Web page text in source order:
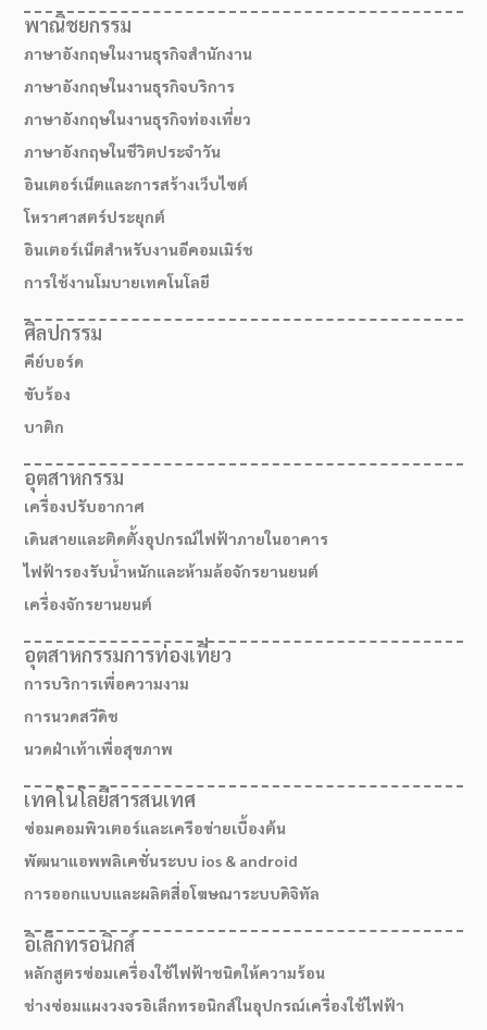
พาณิชยกรรม
ภาษาอังกฤษในงานธุรกิจสำนักงาน
ภาษาอังกฤษในงานธุรกิจบริการ
ภาษาอังกฤษในงานธุรกิจท่องเที่ยว
ภาษาอังกฤษในชีวิตประจำวัน
อินเตอร์เน็ตและการสร้างเว็บไซต์
โหราศาสตร์ประยุกต์
อินเตอร์เน็ตสำหรับงานอีคอมเมิร์ช
การใช้งานโมบายเทคโนโลยี
ศิลปกรรม
คีย์บอร์ด
ขับร้อง
บาติก
อุตสาหกรรม
เครื่องปรับอากาศ
เดินสายและติดตั้งอุปกรณ์ไฟฟ้าภายในอาคาร
ไฟฟ้ารองรับน้ำหนักและห้ามล้อจักรยานยนต์
เครื่องจักรยานยนต์
อุตสาหกรรมการท่องเที่ยว
การบริการเพื่อความงาม
การนวดสวีดิช
นวดฝ่าเท้าเพื่อสุขภาพ
เทคโนโลยีสารสนเทศ
ซ่อมคอมพิวเตอร์และเครือข่ายเบื้องต้น
พัฒนาแอพพลิเคชั่นระบบ ios & android
การออกแบบและผลิตสื่อโฆษณาระบบดิจิทัล
อิเล็กทรอนิกส์
หลักสูตรซ่อมเครื่องใช้ไฟฟ้าชนิดให้ความร้อน
ช่างซ่อมแผงวงจรอิเล็กทรอนิกส์ในอุปกรณ์เครื่องใช้ไฟฟ้า